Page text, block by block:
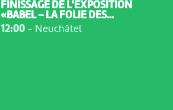
FINISSAGE DE L'EXPOSITION
«BABEL – LA FOLIE DES...
12:00- Neuchâtel